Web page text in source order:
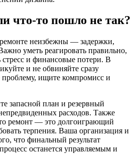
что-то пошло не так?
неизбежны — задержки,
уметь реагировать правильно,
и финансовые потери. В
и не обвиняйте сразу
ищите компромисс и
запасной план и резервный
расходов. Также
ремонт — это долгоиграющий
терпения. Ваша организация и
что финальный результат
останется управляемым и